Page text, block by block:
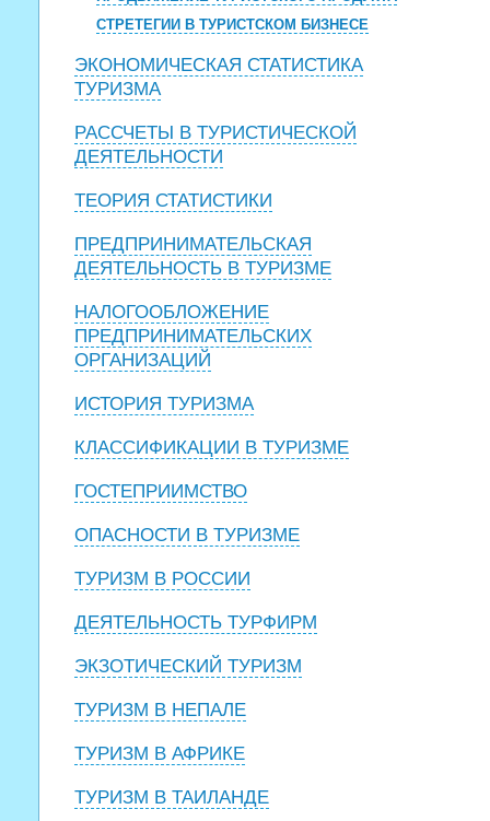
СТРЕТЕГИИ В ТУРИСТСКОМ БИЗНЕСЕ
ЭКОНОМИЧЕСКАЯ СТАТИСТИКА
ТУРИЗМА
РАССЧЕТЫ В ТУРИСТИЧЕСКОЙ
ДЕЯТЕЛЬНОСТИ
ТЕОРИЯ СТАТИСТИКИ
ПРЕДПРИНИМАТЕЛЬСКАЯ
ДЕЯТЕЛЬНОСТЬ В ТУРИЗМЕ
НАЛОГООБЛОЖЕНИЕ
ПРЕДПРИНИМАТЕЛЬСКИХ
ОРГАНИЗАЦИЙ
ИСТОРИЯ ТУРИЗМА
КЛАССИФИКАЦИИ В ТУРИЗМЕ
ГОСТЕПРИИМСТВО
ОПАСНОСТИ В ТУРИЗМЕ
ТУРИЗМ В РОССИИ
ДЕЯТЕЛЬНОСТЬ ТУРФИРМ
ЭКЗОТИЧЕСКИЙ ТУРИЗМ
ТУРИЗМ В НЕПАЛЕ
ТУРИЗМ В АФРИКЕ
ТУРИЗМ В ТАИЛАНДЕ